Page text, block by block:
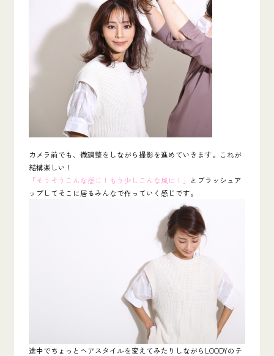
カメラ前でも、微調整をしながら撮影を進めていきます。これが
結構楽しい！
「そうそうこんな感じ！もう少しこんな風に！」 とブラッシュア
ップしてそこに居るみんなで作っていく感じです。
途中でちょっとヘアスタイルを変えてみたりしながらLOODYのテ